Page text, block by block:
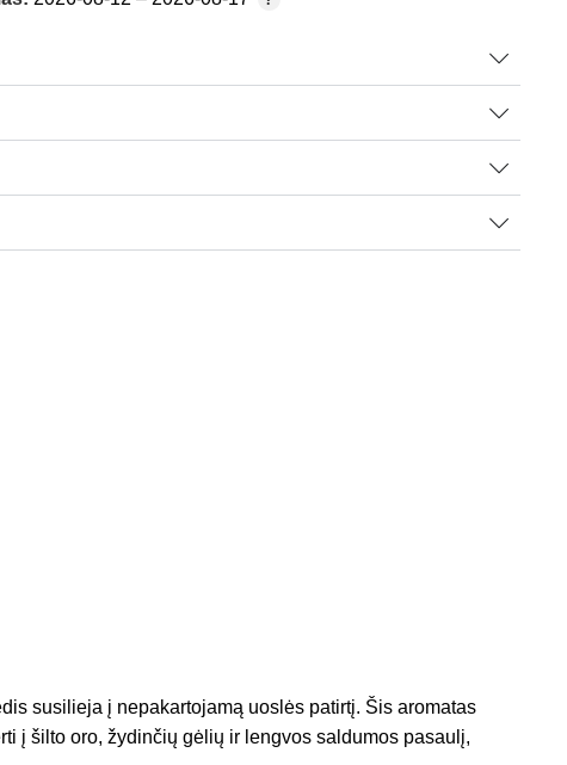
susilieja į nepakartojamą uoslės patirtį. Šis aromatas
į šilto oro, žydinčių gėlių ir lengvos saldumos pasaulį,